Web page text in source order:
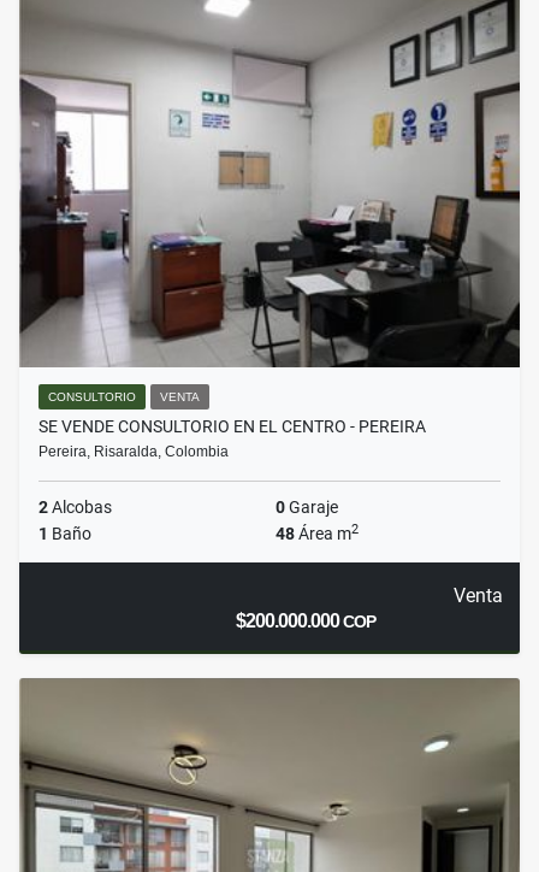
CONSULTORIO VENTA
SE VENDE CONSULTORIO EN EL CENTRO - PEREIRA
Pereira, Risaralda, Colombia
2Alcobas 0Garaje
1 Baño 48Área m2
Venta
$200.000.000COP